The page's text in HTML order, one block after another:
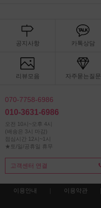
공지사항 카톡상담
리뷰모음 자주묻는질문
070-7758-6986
010-3631-6986
오전 10시~오후 4시
(배송은 3시 마감)
점심시간 12시~1시
★토/일/공휴일 휴무
고객센터 연결
이용안내 이용약관